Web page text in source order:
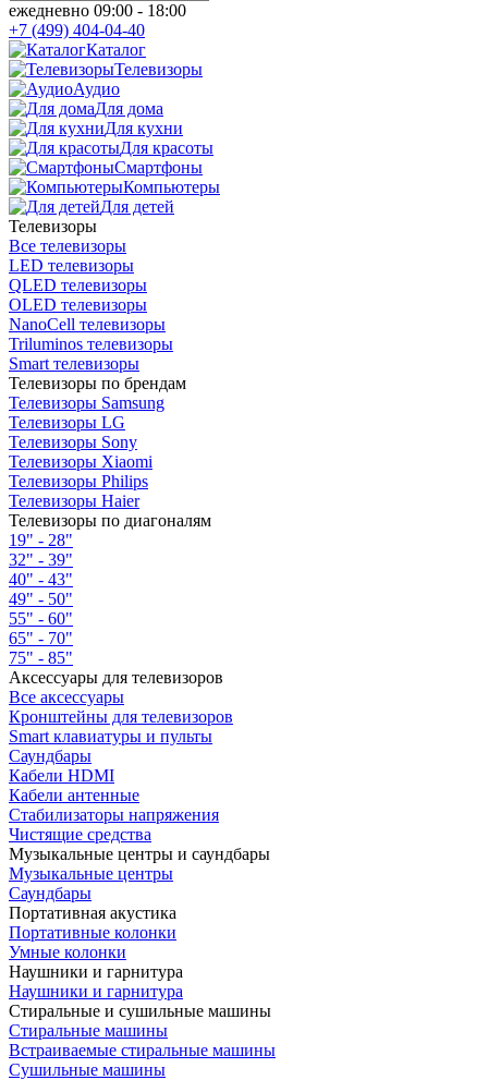
ежедневно 09:00 - 18:00
+7 (499) 404-04-40
Каталог
Телевизоры
Аудио
Для дома
Для кухни
Для красоты
Смартфоны
Компьютеры
Для детей
Телевизоры
Все телевизоры
LED телевизоры
QLED телевизоры
OLED телевизоры
NanoCell телевизоры
Triluminos телевизоры
Smart телевизоры
Телевизоры по брендам
Телевизоры Samsung
Телевизоры LG
Телевизоры Sony
Телевизоры Xiaomi
Телевизоры Philips
Телевизоры Haier
Телевизоры по диагоналям
19" - 28"
32" - 39"
40" - 43"
49" - 50"
55" - 60"
65" - 70"
75" - 85"
Аксессуары для телевизоров
Все аксессуары
Кронштейны для телевизоров
Smart клавиатуры и пульты
Саундбары
Кабели HDMI
Кабели антенные
Стабилизаторы напряжения
Чистящие средства
Музыкальные центры и саундбары
Музыкальные центры
Саундбары
Портативная акустика
Портативные колонки
Умные колонки
Наушники и гарнитура
Наушники и гарнитура
Стиральные и сушильные машины
Стиральные машины
Встраиваемые стиральные машины
Сушильные машины